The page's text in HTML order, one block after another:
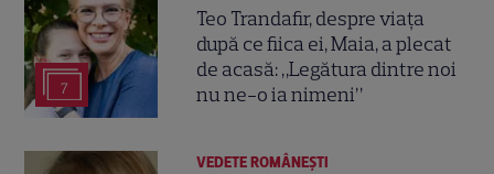
7
Teo Trandafir, despre viața
după ce fiica ei, Maia, a plecat
de acasă: „Legătura dintre noi
nu ne-o ia nimeni”
VEDETE ROMÂNEŞTI